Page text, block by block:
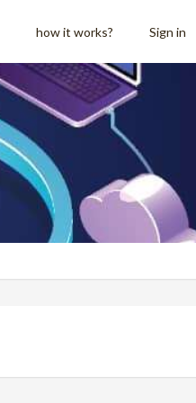
how it works? Sign in